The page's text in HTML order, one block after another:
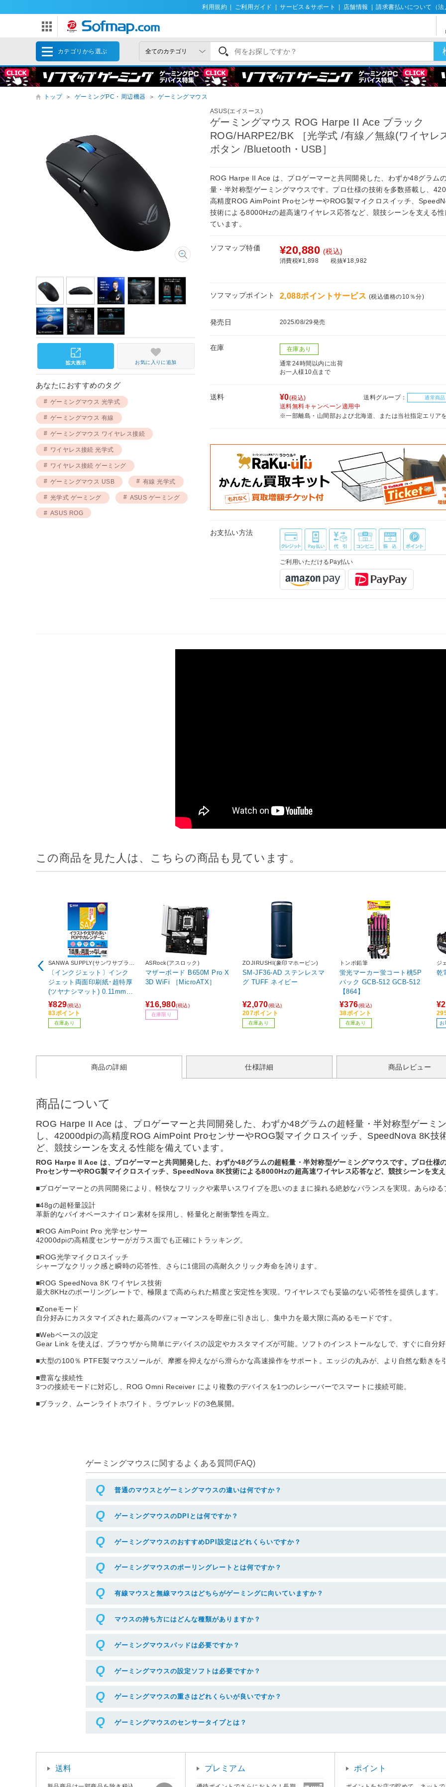
利用規約 ご利用ガイド サービス＆サポート 店舗情報 請求書払いについて（法
カテゴリから選ぶ
トップ ＞ ゲーミングPC・周辺機器 ＞ ゲーミングマウス
ASUS(エイスース)
ゲーミングマウス ROG Harpe II Ace ブラック
ROG/HARPE2/BK ［光学式 /有線／無線(ワイヤレ
ボタン /Bluetooth・USB］
ROG Harpe II Ace は、プロゲーマーと共同開発した、わずか48グラム
量・半対称型ゲーミングマウスです。プロ仕様の技術を多数搭載し、
高精度ROG AimPoint ProセンサーやROG製マイクロスイッチ、
技術による8000Hzの超高速ワイヤレス応答など、競技シーンを支える性
ています。
ソフマップ特価 ¥20,880 (税込)
消費税¥1,898 税抜¥18,982
ソフマップポイント 2,088ポイントサービス (税込価格の10％分)
発売日 2025/08/29発売
在庫 在庫あり
通常24時間以内に出荷
お一人様10点まで
送料 ¥0(税込) 送料グループ： 通常商品
送料無料キャンペーン適用中
※一部離島・山間部および北海道、または当社指定エリア
お支払い方法
ご利用いただけるPay払い
お気に入りに追加
あなたにおすすめのタグ
ゲーミングマウス 光学式
ゲーミングマウス 有線
ゲーミングマウス ワイヤレス接続
ワイヤレス接続 光学式
ワイヤレス接続 ゲーミング
ゲーミングマウス USB 有線 光学式
光学式 ゲーミング ASUS ゲーミング
ASUS ROG
この商品を見た人は、こちらの商品も見ています。
SANWA SUPPLY(サンワサプラ
イ)〔インクジェット〕インク
ジェット両面印刷紙･超特厚
(ツヤナシマット) 0.11mm
(A4･20シート)JP-ERV1NA4
N
¥829(税込)
83ポイント
在庫あり
ASRock(アスロック)
マザーボード B650M Pro X
3D WiFi ［MicroATX］
¥16,980(税込)
在庫限り
ZOJIRUSHI(象印マホービン)
SM-JF36-AD ステンレスマ
グ TUFF ネイビー
¥2,070(税込)
207ポイント
在庫あり
トンボ鉛筆
蛍光マーカー蛍コート桃5P
パック GCB-512 GCB-512
【864】
¥376(税込)
38ポイント
在庫あり
ジ
乾
お
商品の詳細 仕様詳細 商品レビュー
商品について
ROG Harpe II Ace は、プロゲーマーと共同開発した、わずか48グラムの超軽量・半対称型ゲーミ
し、42000dpiの高精度ROG AimPoint ProセンサーやROG製マイクロスイッチ、SpeedNova 8K技
ど、競技シーンを支える性能を備えています。
ROG Harpe II Ace は、プロゲーマーと共同開発した、わずか48グラムの超軽量・半対称型ゲーミングマウスです。プロ仕
ProセンサーやROG製マイクロスイッチ、SpeedNova 8K技術による8000Hzの超高速ワイヤレス応答など、競技シーンを支え
■プロゲーマーとの共同開発により、軽快なフリックや素早いスワイプを思いのままに操れる絶妙なバランスを実現。あらゆる
■48gの超軽量設計
革新的なバイオベースナイロン素材を採用し、軽量化と耐衝撃性を両立。
■ROG AimPoint Pro 光学センサー
42000dpiの高精度センサーがガラス面でも正確にトラッキング。
■ROG光学マイクロスイッチ
シャープなクリック感と瞬時の応答性、さらに1億回の高耐久クリック寿命を誇ります。
■ROG SpeedNova 8K ワイヤレス技術
最大8KHzのポーリングレートで、極限まで高められた精度と安定性を実現。ワイヤレスでも妥協のない応答性を提供します。
■Zoneモード
自分好みにカスタマイズされた最高のパフォーマンスを即座に引き出し、集中力を最大限に高めるモードです。
■Webベースの設定
Gear Link を使えば、ブラウザから簡単にデバイスの設定やカスタマイズが可能。ソフトのインストールなしで、すぐに自分好
■大型の100％ PTFE製マウスソールが、摩擦を抑えながら滑らかな高速操作をサポート。エッジの丸みが、より自然な動きを
■豊富な接続性
3つの接続モードに対応し、ROG Omni Receiver により複数のデバイスを1つのレシーバーでスマートに接続可能。
■ブラック、ムーンライトホワイト、ラヴァレッドの3色展開。
ゲーミングマウスに関するよくある質問(FAQ)
普通のマウスとゲーミングマウスの違いは何ですか？
ゲーミングマウスのDPIとは何ですか？
ゲーミングマウスのおすすめDPI設定はどれくらいですか？
ゲーミングマウスのポーリングレートとは何ですか？
有線マウスと無線マウスはどちらがゲーミングに向いていますか？
マウスの持ち方にはどんな種類がありますか？
ゲーミングマウスパッドは必要ですか？
ゲーミングマウスの設定ソフトは必要ですか？
ゲーミングマウスの重さはどれくらいが良いですか？
ゲーミングマウスのセンサータイプとは？
送料 プレミアム ポイント